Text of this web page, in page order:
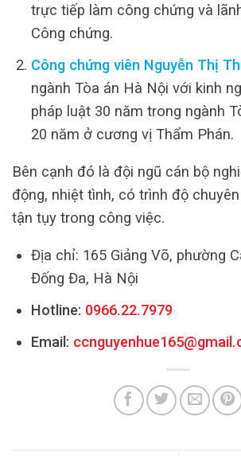
trực tiếp làm công chứng và
Công chứng.
Công chứng viên Nguyễn Thị
ngành Tòa án Hà Nội với kinh
pháp luật 30 năm trong ngành
20 năm ở cương vị Thẩm Phán.
Bên cạnh đó là đội ngũ cán bộ
động, nhiệt tình, có trình độ
tận tụy trong công việc.
Địa chỉ: 165 Giảng Võ, phường
Đống Đa, Hà Nội
Hotline: 0966.22.7979
Email: